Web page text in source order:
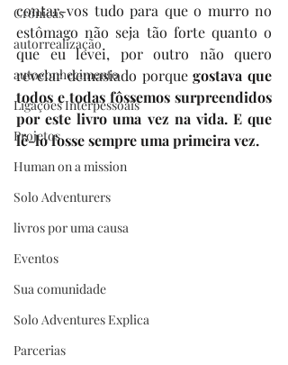
Crónicas
autorrealização
autoconhecimento
Ligações Interpessoais
Projetos
Human on a mission
Solo Adventurers
livros por uma causa
Eventos
Sua comunidade
Solo Adventures Explica
Parcerias
contar-vos tudo para que o murro no
estômago não seja tão forte quanto o
que eu levei, por outro não quero
revelar demasiado porque gostava que
todos e todas fôssemos surpreendidos
por este livro uma vez na vida. E que
lê-lo fosse sempre uma primeira vez.